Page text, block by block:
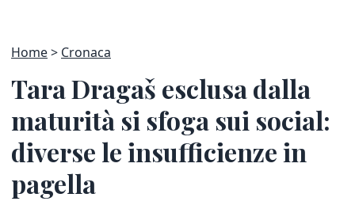
Home Cronaca
Tara Dragaš esclusa dalla
maturità si sfoga sui social:
diverse le insufficienze in
pagella